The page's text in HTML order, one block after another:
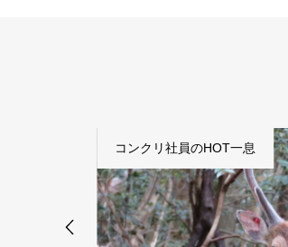
コンクリ社員のHOT一息